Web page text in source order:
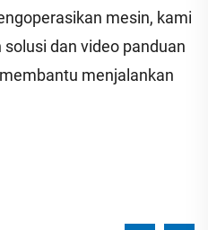
mesin, kami
dan video panduan
menjalankan